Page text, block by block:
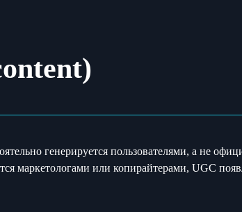
генерируется пользователями, а не
маркетологами или копирайтерами, UGC